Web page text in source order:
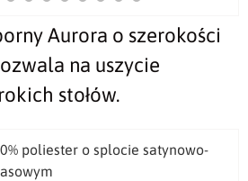
Aurora o szerokości
na uszycie
stołów.
poliester o splocie satynowo-